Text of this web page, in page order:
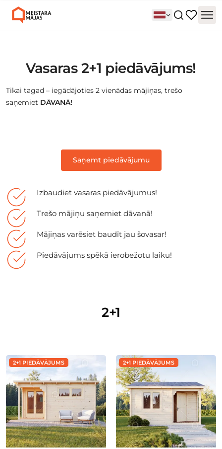
Saņemt piedāvājumu
Vasaras 2+1 piedāvājums!
Tikai tagad – iegādājoties 2 vienādas mājiņas, trešo
saņemiet DĀVANĀ!
Izbaudiet vasaras piedāvājumus!
Trešo mājiņu saņemiet dāvanā!
Mājiņas varēsiet baudīt jau šovasar!
Piedāvājums spēkā ierobežotu laiku!
2+1
2+1 PIEDĀVĀJUMS 2+1 PIEDĀVĀJUMS